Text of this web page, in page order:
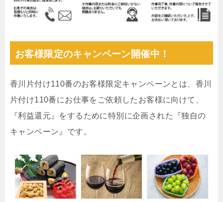
お客様限定のキャンペーン開催中！
香川片付け110番のお客様限定キャンペーンとは、香川
片付け110番にお仕事をご依頼したお客様に向けて、
『利益還元』をするために特別に企画された『独自の
キャンペーン』です。